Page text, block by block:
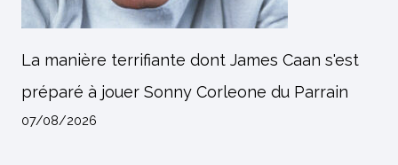
La manière terrifiante dont James Caan s'est
préparé à jouer Sonny Corleone du Parrain
07/08/2026